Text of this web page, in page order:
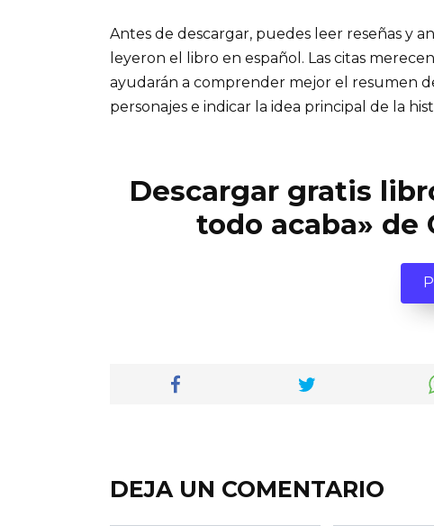
Antes de descargar, puedes leer reseñas y
leyeron el libro en español. Las citas
ayudarán a comprender mejor el resumen
personajes e indicar la idea principal de la
Descargar gratis
todo acaba» de
DEJA UN COMENTARIO